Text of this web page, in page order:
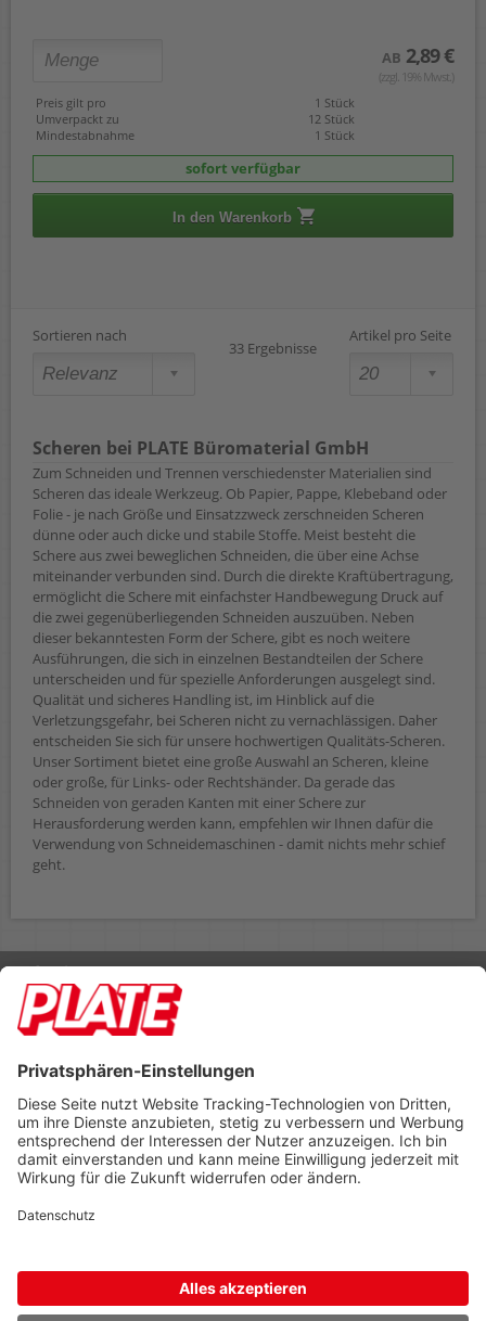
AB 2,89 €
(zzgl. 19% Mwst.)
Preis gilt pro
1 Stück
Umverpackt zu
12 Stück
Mindestabnahme
1 Stück
sofort verfügbar
In den Warenkorb
Sortieren nach
33 Ergebnisse
Artikel pro Seite
Scheren bei PLATE Büromaterial GmbH
Zum Schneiden und Trennen verschiedenster Materialien sind
Scheren das ideale Werkzeug. Ob Papier, Pappe, Klebeband oder
Folie - je nach Größe und Einsatzzweck zerschneiden Scheren
dünne oder auch dicke und stabile Stoffe. Meist besteht die
Schere aus zwei beweglichen Schneiden, die über eine Achse
miteinander verbunden sind. Durch die direkte Kraftübertragung,
ermöglicht die Schere mit einfachster Handbewegung Druck auf
die zwei gegenüberliegenden Schneiden auszuüben. Neben
dieser bekanntesten Form der Schere, gibt es noch weitere
Ausführungen, die sich in einzelnen Bestandteilen der Schere
unterscheiden und für spezielle Anforderungen ausgelegt sind.
Qualität und sicheres Handling ist, im Hinblick auf die
Verletzungsgefahr, bei Scheren nicht zu vernachlässigen. Daher
entscheiden Sie sich für unsere hochwertigen Qualitäts-Scheren.
Unser Sortiment bietet eine große Auswahl an Scheren, kleine
oder große, für Links- oder Rechtshänder. Da gerade das
Schneiden von geraden Kanten mit einer Schere zur
Herausforderung werden kann, empfehlen wir Ihnen dafür die
Verwendung von Schneidemaschinen - damit nichts mehr schief
geht.
Rufen Sie uns an 04298 401-0
Lieferbedingungen Impressum
Footer anzeigen
PLATE Büromaterial Vertriebs GmbH
Hilligenwarf 5